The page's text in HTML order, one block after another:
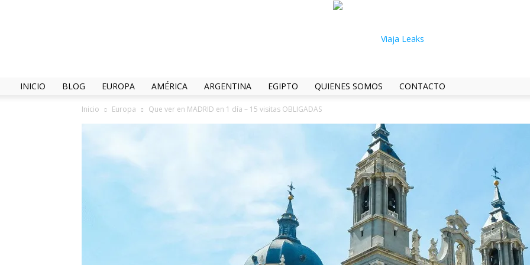
INICIO BLOG EUROPA AMÉRICA ARGENTINA EGIPTO QUIENES SOMOS CONTACTO
Inicio Europa Que ver en MADRID en 1 día – 15 visitas OBLIGADAS